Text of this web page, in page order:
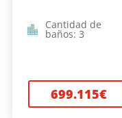
Cantidad de
baños: 3
699.115€